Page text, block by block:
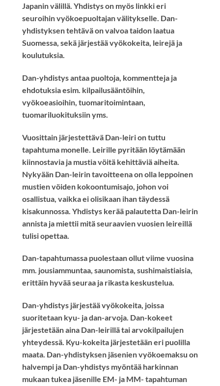
Japanin välillä. Yhdistys on myös linkki eri
seuroihin vyökoepuoltajan välitykselle. Dan-
yhdistyksen tehtävä on valvoa taidon laatua
Suomessa, sekä järjestää vyökokeita, leirejä ja
koulutuksia.
Dan-yhdistys antaa puoltoja, kommentteja ja
ehdotuksia esim. kilpailusääntöihin,
vyökoeasioihin, tuomaritoimintaan,
tuomariluokituksiin yms.
Vuosittain järjestettävä Dan-leirion tuttu
tapahtuma monelle. Leirille pyritään löytämään
kiinnostavia ja mustia vöitä kehittäviä aiheita.
Nykyään Dan-leirin tavoitteena on olla leppoinen
mustien vöiden kokoontumisajo, johon voi
osallistua, vaikka ei olisikaan ihan täydessä
kisakunnossa. Yhdistys kerää palautetta Dan-leirin
annista ja miettii mitä seuraavien vuosien leireillä
tulisi opettaa.
Dan-tapahtumassa puolestaan ollut viime vuosina
mm. jousiammuntaa, saunomista, sushimaistiaisia,
erittäin hyvää seuraa ja rikasta keskustelua.
Dan-yhdistys järjestää vyökokeita, joissa
suoritetaan kyu- ja dan-arvoja. Dan-kokeet
järjestetään aina Dan-leirillä tai arvokilpailujen
yhteydessä. Kyu-kokeita järjestetään eri puolilla
maata. Dan-yhdistyksen jäsenien vyökoemaksu on
halvempi ja Dan-yhdistys myöntää harkinnan
mukaan tukea jäsenille EM- ja MM- tapahtuman